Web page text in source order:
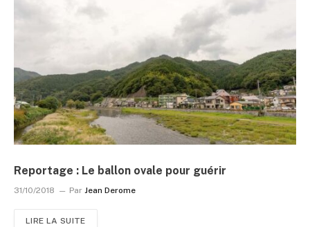
Reportage : Le ballon ovale pour guérir
31/10/2018 Par Jean Derome
LIRE LA SUITE